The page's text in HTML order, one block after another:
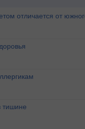
отличается от
тишине